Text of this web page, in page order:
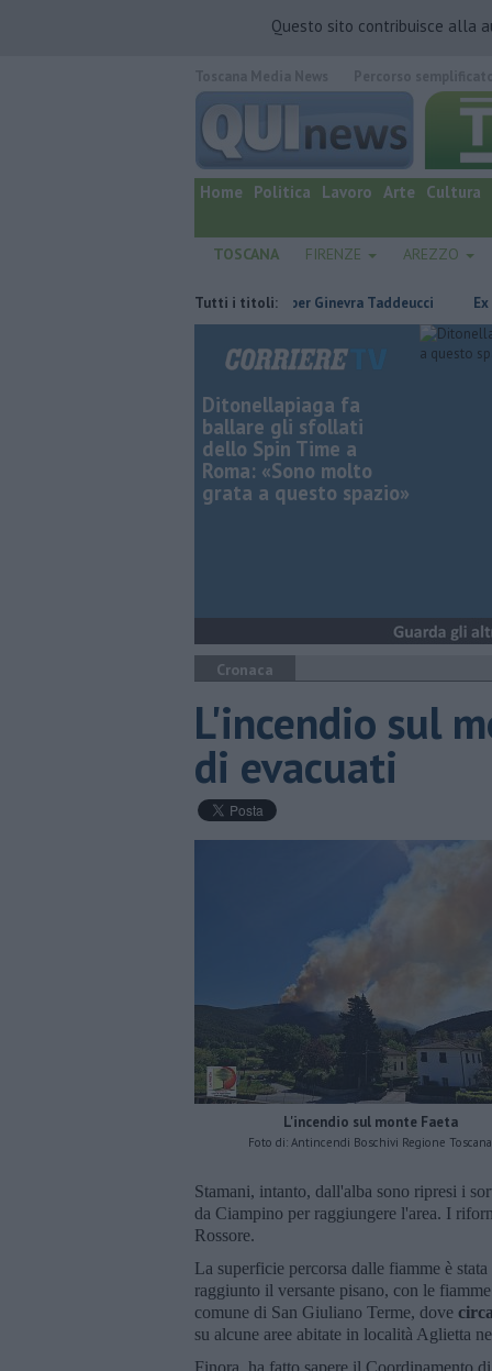
Questo sito contribuisce alla
quotidiano online.
Home Politica Lavoro Arte Cultura
TOSCANA FIRENZE AREZZO
Tutti i titoli:
Due ori nella Senna per Ginevra Taddeucci Ex professore
Ditonellapiaga fa
ballare gli sfollati
dello Spin Time a
Roma: «Sono molto
grata a questo spazio»
Cronaca
L'incendio sul
di evacuati
L'incendio sul monte Faeta
Foto di: Antincendi Boschivi Regione Toscana
Stamani, intanto, dall'alba sono ripresi i
da Ciampino per raggiungere l'area. I
Rossore.
La superficie percorsa dalle fiamme è
raggiunto il versante pisano, con le
comune di San Giuliano Terme, dove
su alcune aree abitate in località Aglietta
Finora, ha fatto sapere il Coordinamento